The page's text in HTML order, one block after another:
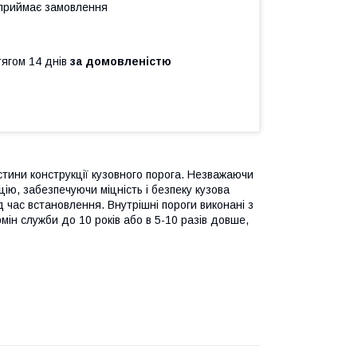
замовлення
14 днів за домовленістю
конструкції кузовного порога. Незважаючи
забезпечуючи міцність і безпеку кузова
встановлення. Внутрішні пороги виконані з
служби до 10 років або в 5-10 разів довше,